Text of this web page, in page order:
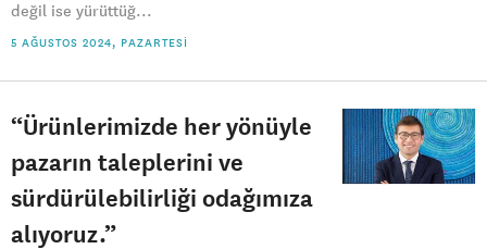
değil ise yürüttüğ...
5 AĞUSTOS 2024, PAZARTESI
“Ürünlerimizde her yönüyle
pazarın taleplerini ve
sürdürülebilirliği odağımıza
alıyoruz.”